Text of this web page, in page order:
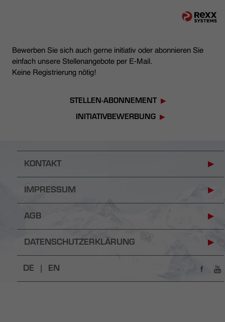
Bewerben Sie sich auch gerne initiativ oder abonnieren Sie
einfach unsere Stellenangebote per E-Mail.
Keine Registrierung nötig!
STELLEN-ABONNEMENT
INITIATIVBEWERBUNG
KONTAKT
IMPRESSUM
AGB
DATENSCHUTZERKLÄRUNG
DE | EN